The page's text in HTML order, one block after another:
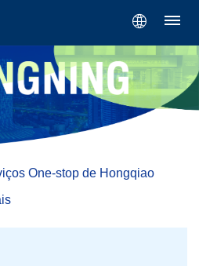
One-stop de Hongqiao